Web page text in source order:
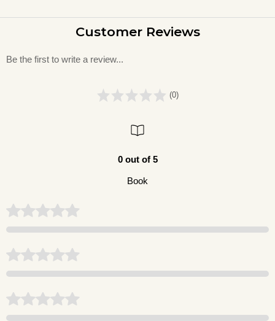
Customer Reviews
Be the first to write a review...
(0)
0 out of 5
Book